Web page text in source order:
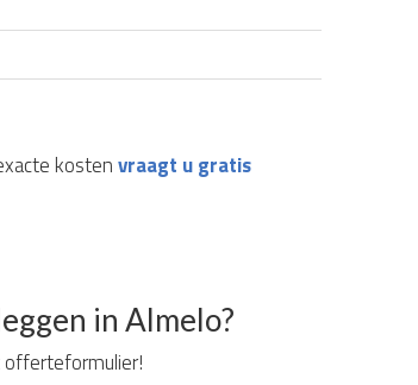
kostenvraagt u gratis
in Almelo?
offerteformulier!